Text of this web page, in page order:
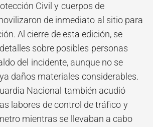
Civil y cuerpos de
de inmediato al sitio para
Al cierre de esta edición, se
sobre posibles personas
del incidente, aunque no se
daños materiales considerables.
Nacional también acudió
labores de control de tráfico y
mientras se llevaban a cabo